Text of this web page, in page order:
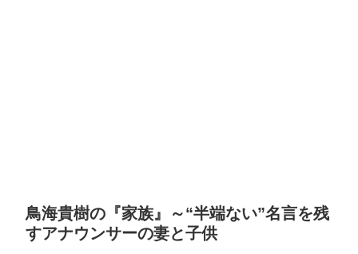
鳥海貴樹の『家族』～“半端ない”名言を残
すアナウンサーの妻と子供